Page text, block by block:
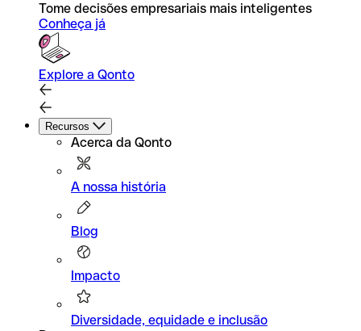
Tome decisões empresariais mais inteligentes
Conheça já
Explore a Qonto
Recursos
Acerca da Qonto
A nossa história
Blog
Impacto
Diversidade, equidade e inclusão